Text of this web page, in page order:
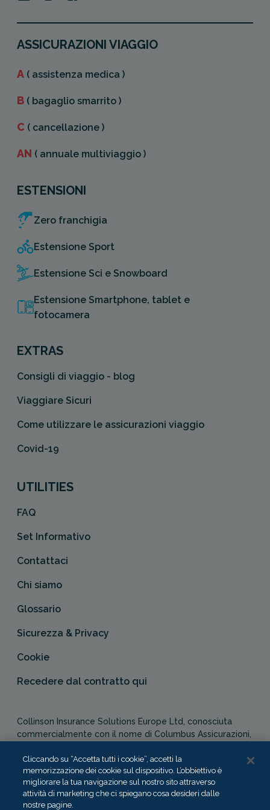
Di seguito riportiamo2 esempi
Sei all'estero e camminando
inciampa e rompe la vetrina di
negozio ti chiede i danni: in
Sei è all'estero e camminando
un'altra persona che si fa male
chiede i danni: in questo caso
sei coperto.
Importante: in entrambi i casi
Condizioni Generali
ASSICURAZIONI VIAGGIO
A ( assistenza medica )
B ( bagaglio smarrito )
C ( cancellazione )
AN ( annuale multiviaggio )
ESTENSIONI
Zero franchigia
Estensione Sport
Estensione Sci e Snowboard
Estensione Smartphone, tablet e
fotocamera
EXTRAS
Consigli di viaggio - blog
Viaggiare Sicuri
Come utilizzare le assicurazioni viaggio
Covid-19
UTILITIES
FAQ
Set Informativo
Contattaci
Chi siamo
Glossario
Sicurezza & Privacy
Cookie
Recedere dal contratto qui
Collinson Insurance Solutions Europe Ltd, conosciuta
commercialmente con il nome di Columbus Assicurazioni,
Authority in qualità di agente assicurativo (Distribution Act
-Cap. 487). In Italia, Columbus Assicurazioni è soggetta
alla vigilanza dell’IVASS.
Cliccando su “Accetta tutti i cookie”, accetti la
memorizzazione dei cookie sul dispositivo. L’obbiettivo è
migliorare la tua navigazione sul nostro sito attraverso
attività di marketing che ci spiegano cosa desideri dalle
nostre pagine.